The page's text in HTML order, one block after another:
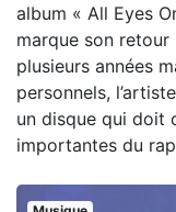
album « All Eyes
marque son
plusieurs années
personnels,
un disque qui doit
importantes du